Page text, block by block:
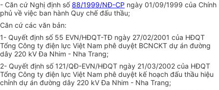
- Căn cứ Nghị định số88/1999/NĐ-CP ngày 01/09/1999 của Chính
phủ về việc ban hành Quy chế đấu thầu;
Căn cứ các văn bản:
1- Quyết định số 55 EVN/HĐQT-TĐ ngày 27/02/2001 của HĐQT
Tổng Công ty điện lực Việt Nam phê duyệt BCNCKT dự án đường
dây 220 kV Đa Nhim - Nha Trang;
2- Quyết định số 121/QĐ-EVN/HĐQT ngày 21/03/2002 của HĐQT
Tổng Công ty điện lực Việt Nam phê duyệt kế hoạch đấu thầu hiệu
chỉnh dự án đường dây 220 kV Đa Nhim - Nha Trang;